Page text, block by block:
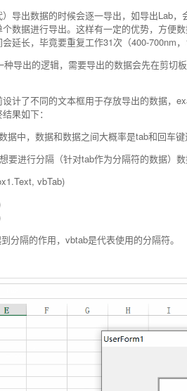
导出数据的时候会逐一导出，如导出Lab
数据进行导出。这样有一定的优势，方便
延长，毕竟要重复工作31次（400-700nm，
种导出的逻辑，需要导出的数据会先在剪切
计了不同的文本框用于存放导出的数据，
果如下：
据中，数据和数据之间大概率是tab和回车键
要进行分隔（针对tab作为分隔符的数据）数
vbTab)
分隔的作用，vbtab是代表使用的分隔符。